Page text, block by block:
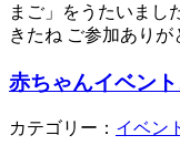
まご」をうたいまし
きたね ご参加あり
赤ちゃんイベン
カテゴリー： イベン